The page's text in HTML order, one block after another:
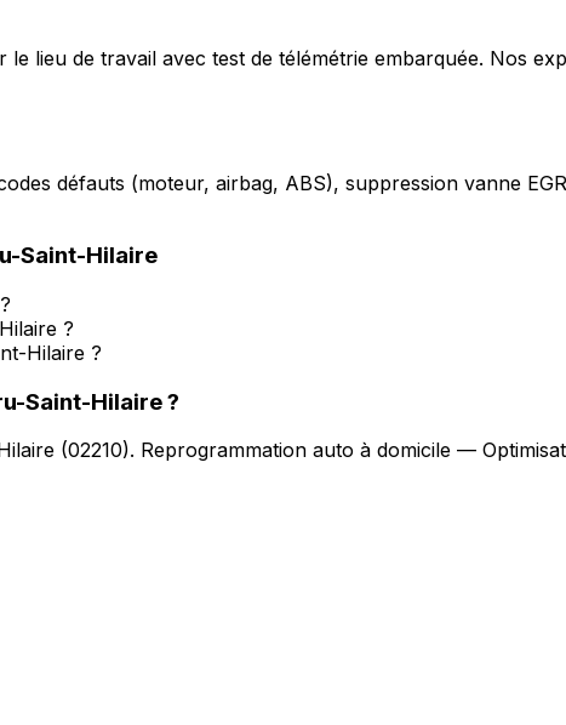
lieu de travail avec test de télémétrie embarquée. Nos
défauts (moteur, airbag, ABS), suppression vanne
Saint-Hilaire
?
Hilaire ?
Saint-Hilaire?
(02210). Reprogrammation auto à domicile —